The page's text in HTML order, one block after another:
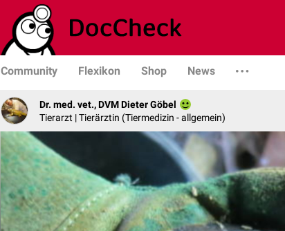
Community Flexikon Shop News
Dr. med. vet., DVM Dieter Göbel
Tierarzt | Tierärztin (Tiermedizin - allgemein)